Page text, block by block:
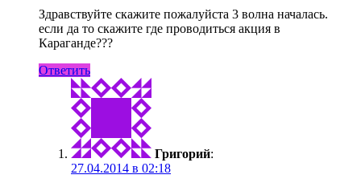
Здравствуйте скажите пожалуйста 3 волна началась.
если да то скажите где проводиться акция в
Караганде???
Ответить
Григорий:
27.04.2014 в 02:18